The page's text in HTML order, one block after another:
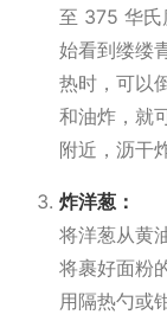
至 375 华氏
始看到缕缕
热时，可以
和油炸，就
附近，沥干
炸洋葱：
将洋葱从黄
将裹好面粉
用隔热勺或